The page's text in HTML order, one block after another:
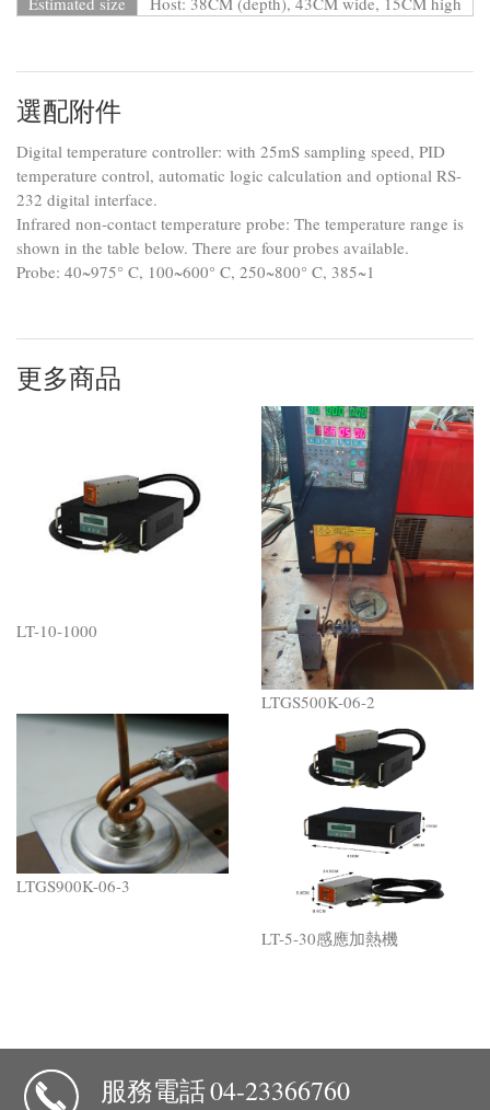
選配附件
Digital temperature controller: with 25mS sampling speed, PID
temperature control, automatic logic calculation and optional RS-
232 digital interface.
Infrared non-contact temperature probe: The temperature range is
shown in the table below. There are four probes available.
Probe: 40~975° C, 100~600° C, 250~800° C, 385~1
更多商品
LT-10-1000
LTGS500K-06-2
LTGS900K-06-3
LT-5-30感應加熱機
服務電話04-23366760